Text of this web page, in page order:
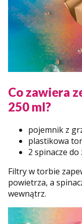
Co zawiera
250 ml?
pojemnik z
plastikowa
2 spinacze
Filtry w torbie
powietrza, a
wewnątrz.